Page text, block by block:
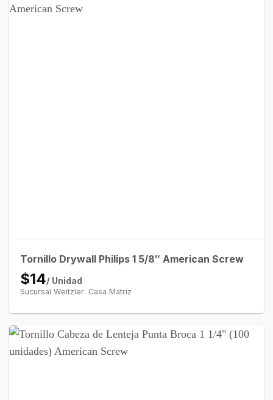
Tornillo Drywall Philips 1 5/8″ American Screw
$14/ Unidad
Sucursal Weitzler: Casa Matriz